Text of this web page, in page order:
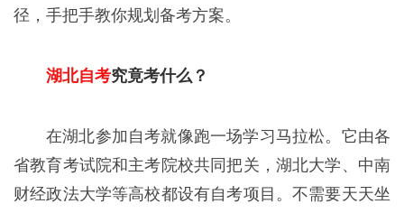
径，手把手教你规划备考方案。
湖北自考究竟考什么？
在湖北参加自考就像跑一场学习马拉松。它由各
省教育考试院和主考院校共同把关，湖北大学、中南
财经政法大学等高校都设有自考项目。不需要天天坐